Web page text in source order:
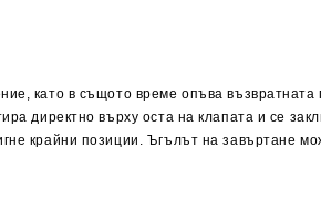
като в същото време опъва
директно върху оста на клапата и се
крайни позиции. Ъгълът на завъртане